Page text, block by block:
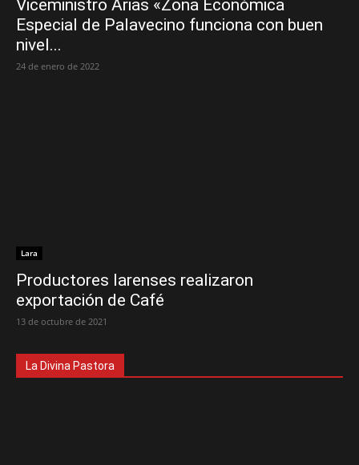
Viceministro Arias «Zona Económica
Especial de Palavecino funciona con buen
nivel...
24 de enero de 2022
Lara
Productores larenses realizaron
exportación de Café
13 de octubre de 2021
La Divina Pastora